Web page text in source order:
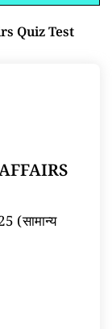
Quiz Test
(सामान्य